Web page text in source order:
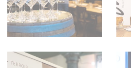
REDAKTION
JOBS
IMPRESSUM